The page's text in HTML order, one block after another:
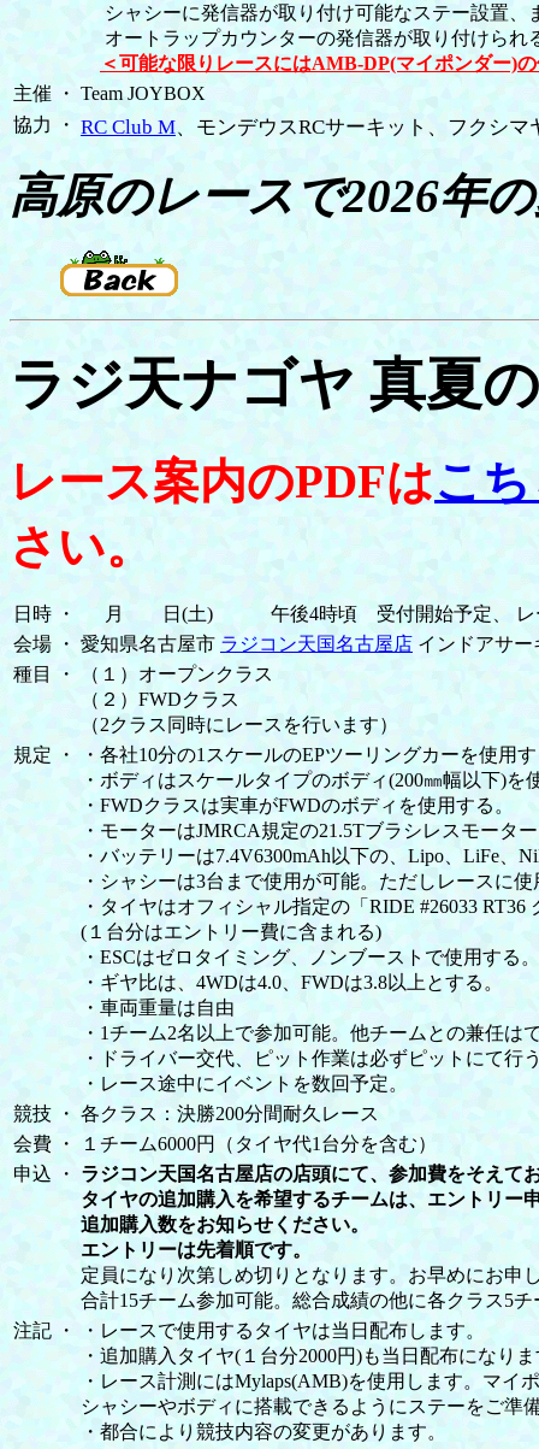
シャシーに発信器が取り付け可能なステー設置、
オートラップカウンターの発信器が取り付けられ
＜可能な限りレースにはAMB-DP(マイポンダー)
主催
・ Team JOYBOX
協力
・ RC Club M、モンデウスRCサーキット、フクシ
高原のレースで2026年
ラジ天ナゴヤ 真夏
レース案内のPDFはこ
さい。
日時 ・
月 日(土) 午後4時頃 受付開始予定、 レー
会場
・ 愛知県名古屋市 ラジコン天国名古屋店 インドアサー
種目
・
（１）オープンクラス
（２）FWDクラス
（2クラス同時にレースを行います）
規定
・
・各社10分の1スケールのEPツーリングカーを使用
・ボディはスケールタイプのボディ(200㎜幅以下)を
・FWDクラスは実車がFWDのボディを使用する。
・モーターはJMRCA規定の21.5Tブラシレスモー
・バッテリーは7.4V6300mAh以下の、Lipo、LiFe
・シャシーは3台まで使用が可能。ただしレースに
・タイヤはオフィシャル指定の「RIDE #26033
(１台分はエントリー費に含まれる)
・ESCはゼロタイミング、ノンブーストで使用する
・ギヤ比は、4WDは4.0、FWDは3.8以上とする。
・車両重量は自由
・1チーム2名以上で参加可能。他チームとの兼任は
・ドライバー交代、ピット作業は必ずピットにて行
・レース途中にイベントを数回予定。
競技
・ 各クラス：決勝200分間耐久レース
会費
・
１チーム6000円（タイヤ代1台分を含む）
申込
・
ラジコン天国名古屋店の店頭にて、参加費をそえて
タイヤの追加購入を希望するチームは、エントリー
追加購入数をお知らせください。
エントリーは先着順です。
定員になり次第しめ切りとなります。お早めにお申
合計15チーム参加可能。総合成績の他に各クラス5
注記
・
・レースで使用するタイヤは当日配布します。
・追加購入タイヤ(１台分2000円)も当日配布になり
・レース計測にはMylaps(AMB)を使用します。マイ
シャシーやボディに搭載できるようにステーをご準
・都合により競技内容の変更があります。